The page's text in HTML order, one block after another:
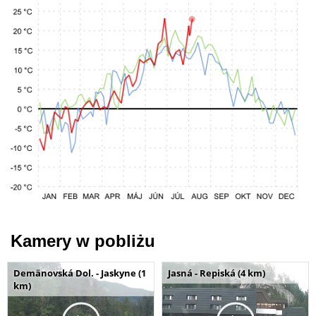
Kamery w pobliżu
Demänovská Dol. - Jaskyne (1
km)
Jasná - Repiská (4 km)